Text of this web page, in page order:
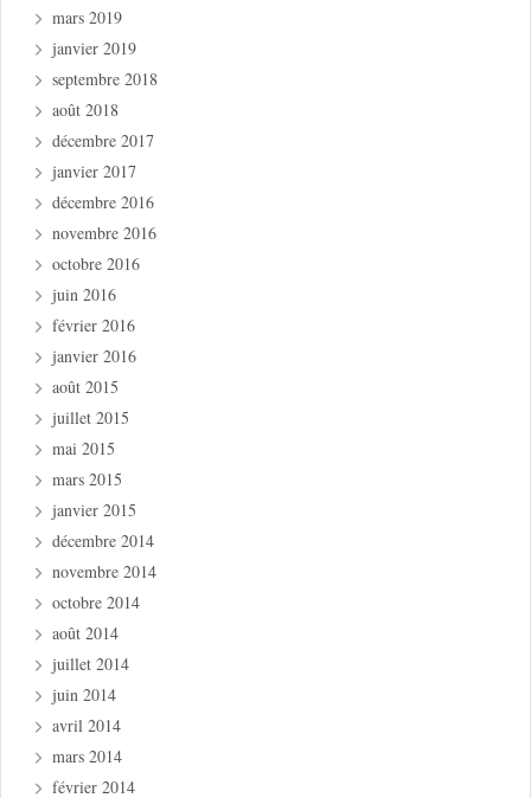
mars 2019
janvier 2019
septembre 2018
août 2018
décembre 2017
janvier 2017
décembre 2016
novembre 2016
octobre 2016
juin 2016
février 2016
janvier 2016
août 2015
juillet 2015
mai 2015
mars 2015
janvier 2015
décembre 2014
novembre 2014
octobre 2014
août 2014
juillet 2014
juin 2014
avril 2014
mars 2014
février 2014